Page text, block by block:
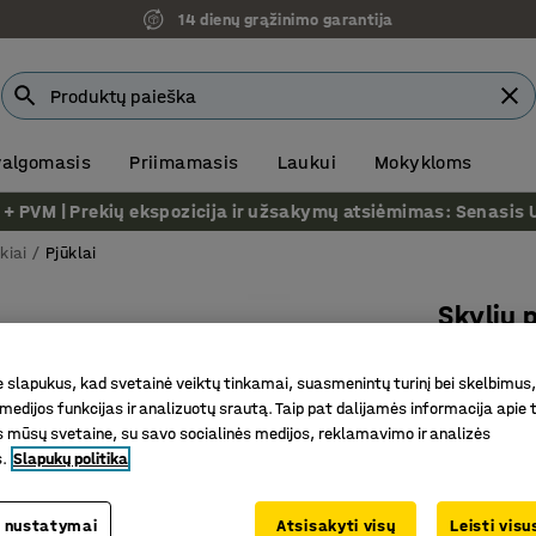
14 dienų grąžinimo garantija
Priimamasis Laukui Mokykloms
PVM | Prekių ekspozicija ir užsakymų atsiėmimas: Senasis
Pjūklai
Skylių
Prekės
Metalui,
slapukus, kad svetainė veiktų tinkamai, suasmenintų turinį bei
funkcijas ir analizuotų srautą. Taip pat dalijamės informacija apie
mūsų svetaine, su savo socialinės medijos, reklamavimo ir analizės
Slapukų politika
nustatymai Atsisakyti visų Leisti